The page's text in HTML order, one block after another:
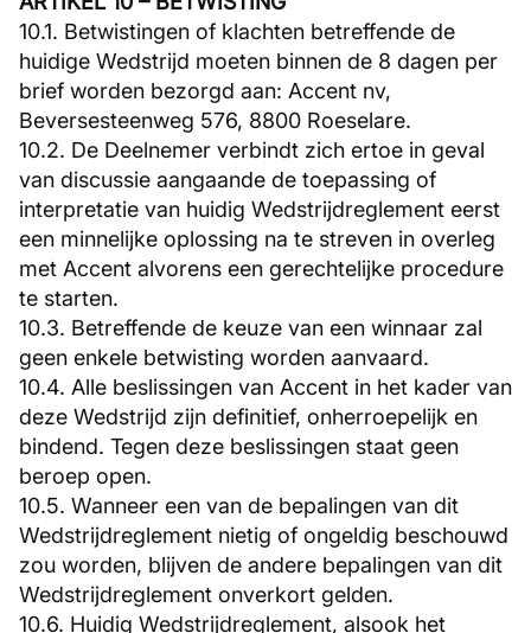
10.1. Betwistingen of klachten betreffende de
huidige Wedstrijd moeten binnen de 8 dagen per
brief worden bezorgd aan: Accent nv,
Beversesteenweg 576, 8800 Roeselare.
10.2. De Deelnemer verbindt zich ertoe in geval
van discussie aangaande de toepassing of
interpretatie van huidig Wedstrijdreglement eerst
een minnelijke oplossing na te streven in overleg
met Accent alvorens een gerechtelijke procedure
te starten.
10.3. Betreffende de keuze van een winnaar zal
geen enkele betwisting worden aanvaard.
10.4. Alle beslissingen van Accent in het kader van
deze Wedstrijd zijn definitief, onherroepelijk en
bindend. Tegen deze beslissingen staat geen
beroep open.
10.5. Wanneer een van de bepalingen van dit
Wedstrijdreglement nietig of ongeldig beschouwd
zou worden, blijven de andere bepalingen van dit
Wedstrijdreglement onverkort gelden.
10.6. Huidig Wedstrijdreglement, alsook het